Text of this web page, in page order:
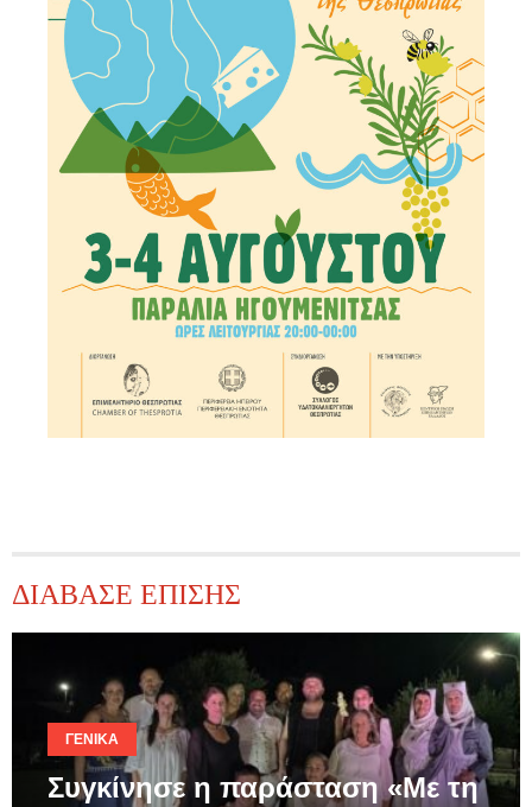
ΔΙΑΒΑΣΕ ΕΠΙΣΗΣ
ΓΕΝΙΚΆ
Συγκίνησε η παράσταση «Με τη